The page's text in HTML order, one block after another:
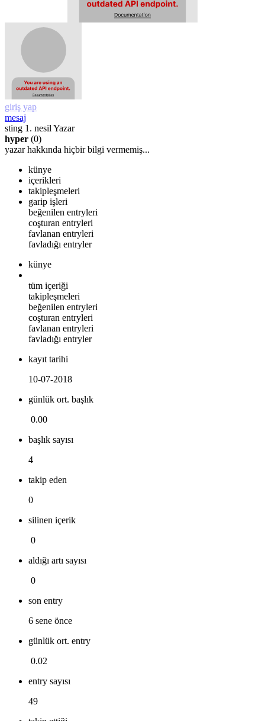
giriş yap
mesaj
sting 1. nesil Yazar
hyper (0)
yazar hakkında hiçbir bilgi vermemiş...
künye
içerikleri
takipleşmeleri
garip işleri
beğenilen entryleri
coşturan entryleri
favlanan entryleri
favladığı entryler
künye
tüm içeriği
takipleşmeleri
beğenilen entryleri
coşturan entryleri
favlanan entryleri
favladığı entryler
kayıt tarihi
10-07-2018
günlük ort. başlık
0.00
başlık sayısı
4
takip eden
0
silinen içerik
0
aldığı artı sayısı
0
son entry
6 sene önce
günlük ort. entry
0.02
entry sayısı
49